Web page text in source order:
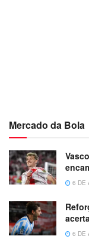
Mercado da Bola
6 DE
6 DE